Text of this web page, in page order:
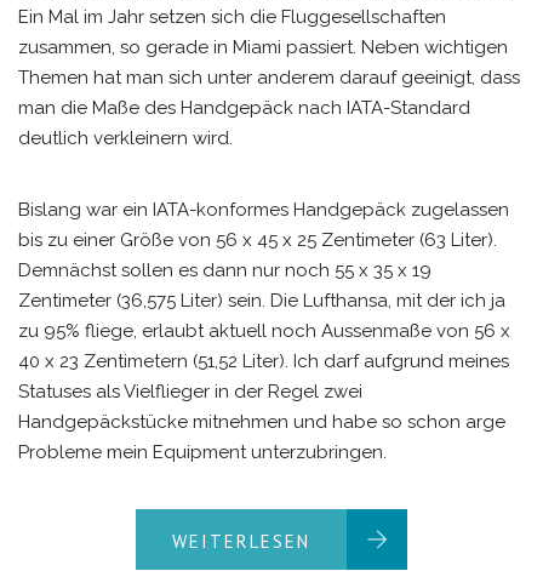
Ein Mal im Jahr setzen sich die Fluggesellschaften
zusammen, so gerade in Miami passiert. Neben wichtigen
Themen hat man sich unter anderem darauf geeinigt, dass
man die Maße des Handgepäck nach IATA-Standard
deutlich verkleinern wird.
Bislang war ein IATA-konformes Handgepäck zugelassen
bis zu einer Größe von 56 x 45 x 25 Zentimeter (63 Liter).
Demnächst sollen es dann nur noch 55 x 35 x 19
Zentimeter (36,575 Liter) sein. Die Lufthansa, mit der ich ja
zu 95% fliege, erlaubt aktuell noch Aussenmaße von 56 x
40 x 23 Zentimetern (51,52 Liter). Ich darf aufgrund meines
Statuses als Vielflieger in der Regel zwei
Handgepäckstücke mitnehmen und habe so schon arge
Probleme mein Equipment unterzubringen.
WEITERLESEN